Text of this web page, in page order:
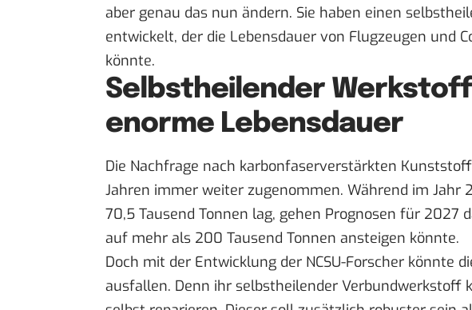
aber genau das nun ändern. Sie haben einen
entwickelt, der die Lebensdauer von Flugzeugen und
könnte.
Selbstheilender
enorme Lebensdauer
Die Nachfrage nach karbonfaserverstärkten
Jahren immer weiter zugenommen. Während im Jahr
70,5 Tausend Tonnen lag, gehen Prognosen für 2027
auf mehr als 200 Tausend Tonnen ansteigen könnte.
Doch mit der Entwicklung der NCSU-Forscher könnte
ausfallen. Denn ihr selbstheilender Verbundwerkstoff